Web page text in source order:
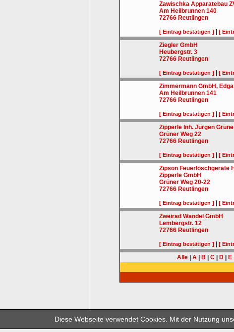
Diese Webseite verwendet Cookies. Mit der Nutzung
Zawischka Apparatebau
Am Heilbrunnen 140
72766 Reutlingen
[ Eintrag bestätigen ] [
Ziegler GmbH
Heubergstr. 3
72766 Reutlingen
[ Eintrag bestätigen ] [
Zimmermann GmbH,
Am Heilbrunnen 141
72766 Reutlingen
[ Eintrag bestätigen ] [
Zipperle Inh. Jürgen
Grüner Weg 22
72766 Reutlingen
[ Eintrag bestätigen ] [
Zipson Feuerlöschgeräte
Zipperle GmbH
Grüner Weg 20-22
72766 Reutlingen
[ Eintrag bestätigen ] [
Zweirad Wandel GmbH
Lembergstr. 12
72766 Reutlingen
[ Eintrag bestätigen ] [
Alle| A| B C| D| E|
© 2005